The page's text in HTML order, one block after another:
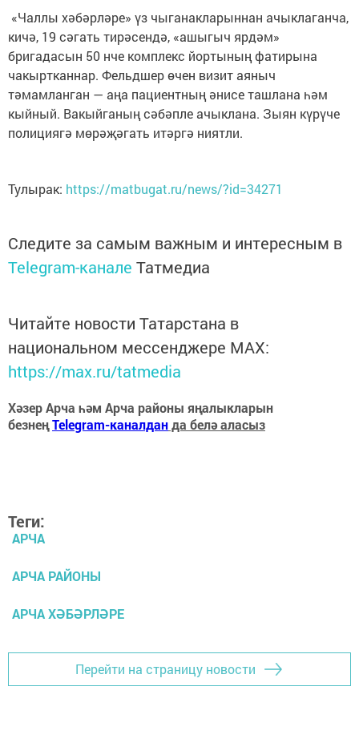
«Чаллы хәбәрләре» үз чыганакларыннан ачыклаганча,
кичә, 19 сәгать тирәсендә, «ашыгыч ярдәм»
бригадасын 50 нче комплекс йортының фатирына
чакыртканнар. Фельдшер өчен визит аяныч
тәмамланган — аңа пациентның әнисе ташлана һәм
кыйный. Вакыйганың сәбәпле ачыклана. Зыян күрүче
полициягә мөрәҗәгать итәргә ниятли.
Тулырак: https://matbugat.ru/news/?id=34271
Следите за самым важным и интересным в
Telegram-канале Татмедиа
Читайте новости Татарстана в
национальном мессенджере MАХ:
https://max.ru/tatmedia
Хәзер Арча һәм Арча районы яңалыкларын
безнеңTelegram-каналданда белә аласыз
Теги:
АРЧА
АРЧА РАЙОНЫ
АРЧА ХӘБӘРЛӘРЕ
Перейти на страницу новости